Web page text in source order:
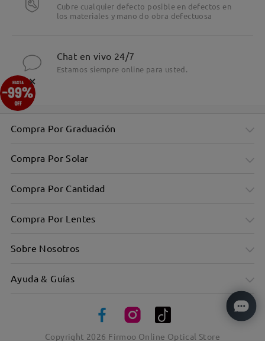
Cubre cualquier defecto posible en defectos en
los materiales y mano do obra defectuosa
Chat en vivo 24/7
Estamos siempre online para usted.
Compra Por Graduación
Compra Por Solar
Compra Por Cantidad
Compra Por Lentes
Sobre Nosotros
Ayuda & Guías
Copyright 2026 Firmoo Online Optical Store
×